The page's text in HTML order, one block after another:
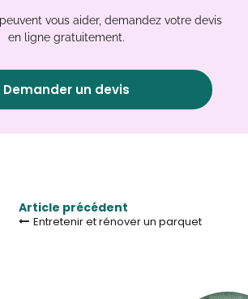
vous aider, demandez votre devis
en ligne gratuitement.
Demander un devis
Article précédent
Entretenir et rénover un parquet